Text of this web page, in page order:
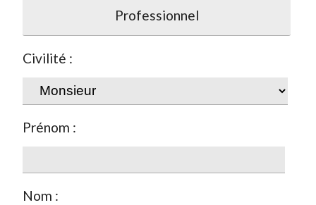
Professionnel
Civilité :
Prénom :
Nom :